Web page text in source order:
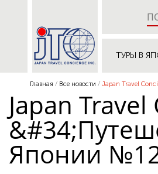
ТУРЫ В
Главная Все новости Japan Travel
Japan
Японии